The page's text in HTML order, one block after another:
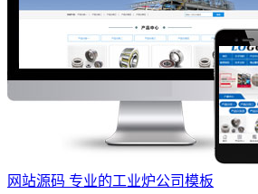
网站源码 专业的工业炉公司模板